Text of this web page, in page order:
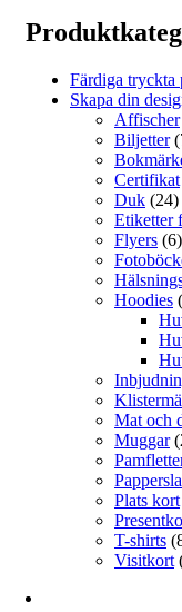
Färdiga tryckta
Skapa din
Affischer
Biljetter
Certifikat
Duk (24)
Etiketter
Flyers (6)
Hoodies
Mat och
Muggar
Plats kort
T-shirts
Visitkort